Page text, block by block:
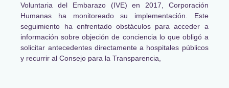
Voluntaria del Embarazo (IVE) en 2017, Corporación
Humanas ha monitoreado su implementación. Este
seguimiento ha enfrentado obstáculos para acceder a
información sobre objeción de conciencia lo que obligó a
solicitar antecedentes directamente a hospitales públicos
y recurrir al Consejo para la Transparencia,